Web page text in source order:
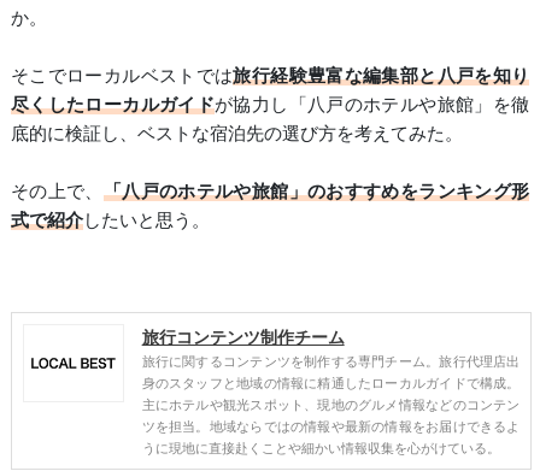
か。
そこでローカルベストでは旅行経験豊富な編集部と八戸を知り
尽くしたローカルガイドが協力し「八戸のホテルや旅館」を徹
底的に検証し、ベストな宿泊先の選び方を考えてみた。
その上で、 「八戸のホテルや旅館」のおすすめをランキング形
式で紹介したいと思う。
旅行コンテンツ制作チーム
旅行に関するコンテンツを制作する専門チーム。旅行代理店出
身のスタッフと地域の情報に精通したローカルガイドで構成。
主にホテルや観光スポット、現地のグルメ情報などのコンテン
ツを担当。地域ならではの情報や最新の情報をお届けできるよ
うに現地に直接赴くことや細かい情報収集を心がけている。